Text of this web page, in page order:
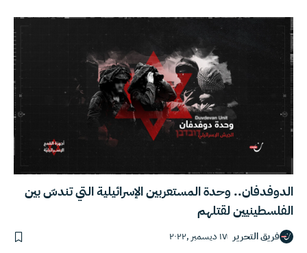
الدوفدفان.. وحدة المستعربين الإسرائيلية التي تندسّ بين
الفلسطينيين لقتلهم
فريق التحرير ١٧ ديسمبر ,٢٠٢٢